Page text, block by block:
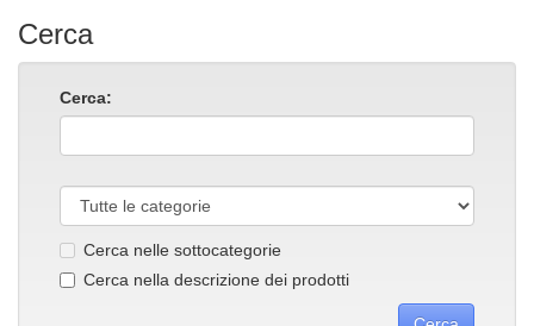
Cerca
Cerca:
Cerca nelle sottocategorie
Cerca nella descrizione dei prodotti